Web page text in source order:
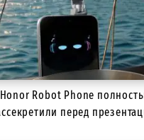
Honor Robot Phone
перед